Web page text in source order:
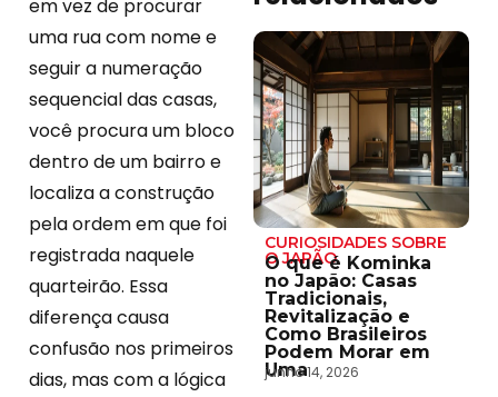
em vez de procurar
uma rua com nome e
seguir a numeração
sequencial das casas,
você procura um bloco
dentro de um bairro e
localiza a construção
pela ordem em que foi
registrada naquele
quarteirão. Essa
diferença causa
confusão nos primeiros
dias, mas com a lógica
CURIOSIDADES SOBRE
O JAPÃO
O que é Kominka
no Japão: Casas
Tradicionais,
Revitalização e
Como Brasileiros
Podem Morar em
Uma
junho 14, 2026